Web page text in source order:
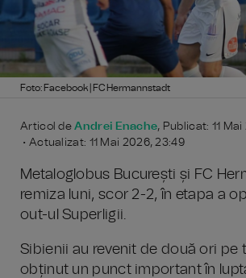
Foto: Facebook | FC Hermannstadt
Articol deAndrei Enache, Publicat: 11
• Actualizat: 11 Mai 2026, 23:49
Metaloglobus București și FC
remiza luni, scor 2-2, în etapa a
out-ul Superligii.
Sibienii au revenit de două ori pe
obținut un punct important în